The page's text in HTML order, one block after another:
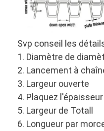
Svp conseil les
1. Diamètre de
2. Lancement à
3. Largeur ouverte
4. Plaquez
5. Largeur de Totall
6. Longueur par